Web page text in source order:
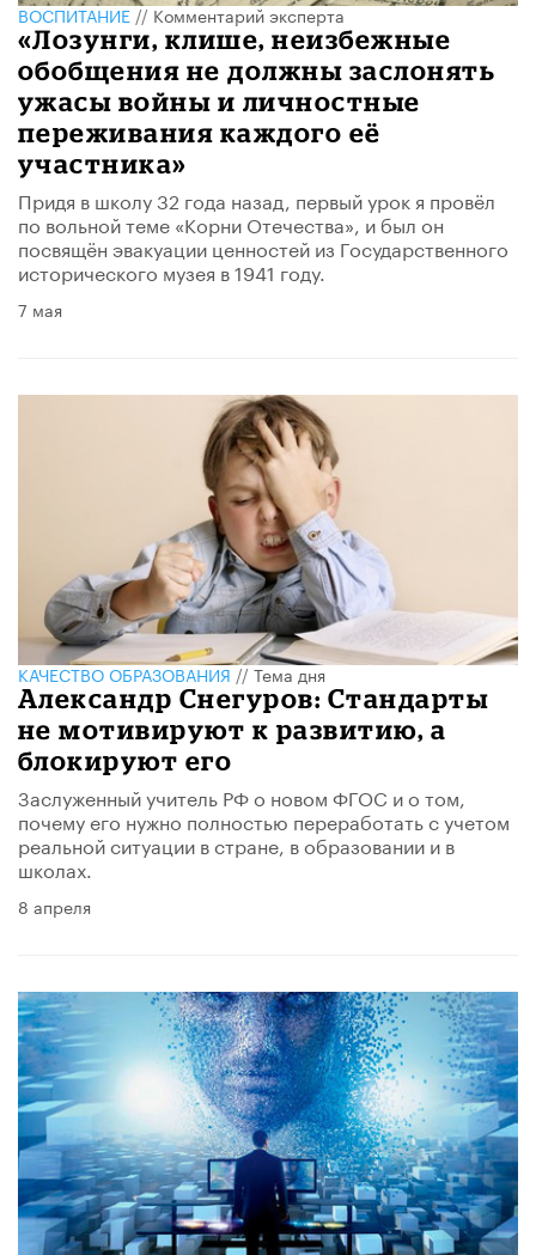
ВОСПИТАНИЕ//Комментарий эксперта
«Лозунги, клише, неизбежные
обобщения не должны заслонять
ужасы войны и личностные
переживания каждого её
участника»
Придя в школу 32 года назад, первый урок я провёл
по вольной теме «Корни Отечества», и был он
посвящён эвакуации ценностей из Государственного
исторического музея в 1941 году.
7 мая
КАЧЕСТВО ОБРАЗОВАНИЯ//Тема дня
Александр Снегуров: Стандарты
не мотивируют к развитию, а
блокируют его
Заслуженный учитель РФ о новом ФГОС и о том,
почему его нужно полностью переработать с учетом
реальной ситуации в стране, в образовании и в
школах.
8 апреля